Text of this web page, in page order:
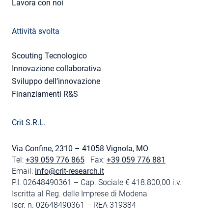
Lavora con noi
Attività svolta
Scouting Tecnologico
Innovazione collaborativa
Sviluppo dell’innovazione
Finanziamenti R&S
Crit S.R.L.
Via Confine, 2310 – 41058 Vignola, MO
Tel: +39 059 776 865 Fax: +39 059 776 881
Email: info@crit-research.it
P.I. 02648490361 – Cap. Sociale € 418.800,00 i.v.
Iscritta al Reg. delle Imprese di Modena
Iscr. n. 02648490361 – REA 319384